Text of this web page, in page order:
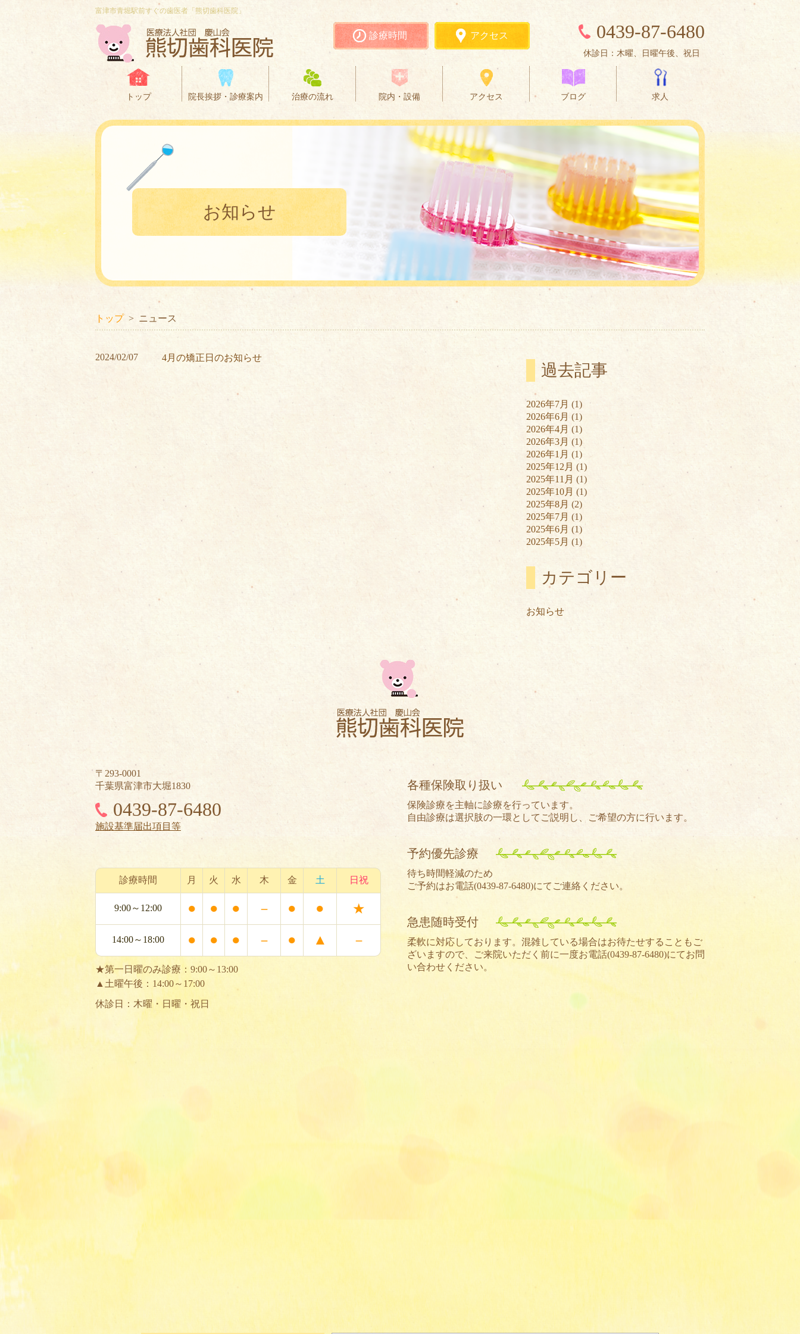
富津市青堀駅前すぐの歯医者「熊切歯科医院」
0439-87-6480
休診日：木曜、日曜午後、祝日
診療時間 アクセス
トップ 院長挨拶・診療案内 治療の流れ 院内・設備 アクセス ブログ 求人
お知らせ
トップ ニュース
2024/02/07 4月の矯正日のお知らせ
過去記事
2026年7月 (1)
2026年6月 (1)
2026年4月 (1)
2026年3月 (1)
2026年1月 (1)
2025年12月 (1)
2025年11月 (1)
2025年10月 (1)
2025年8月 (2)
2025年7月 (1)
2025年6月 (1)
2025年5月 (1)
カテゴリー
お知らせ
〒293-0001
千葉県富津市大堀1830
0439-87-6480
施設基準届出項目等
診療時間 月 火 水 木 金 土 日祝
9:00～12:00 ● ● ● － ● ● ★
14:00～18:00 ● ● ● － ● ▲ －
★第一日曜のみ診療：9:00～13:00
▲土曜午後：14:00～17:00
休診日：木曜・日曜・祝日
各種保険取り扱い
保険診療を主軸に診療を行っています。
自由診療は選択肢の一環としてご説明し、ご希望の方に行います。
予約優先診療
待ち時間軽減のため
ご予約はお電話(0439-87-6480)にてご連絡ください。
急患随時受付
柔軟に対応しております。混雑している場合はお待たせすることもご
ざいますので、ご来院いただく前に一度お電話(0439-87-6480)にてお問
い合わせください。